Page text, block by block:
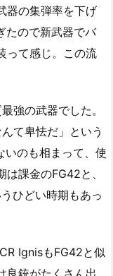
器の集弾率を下げ
たので新武器でバ
って感じ。この流
強の武器でした。
て卑怯だ」という
いのも相まって、使
課金のFG42と、
ひどい時期もあっ
IgnisもFG42と似
良銃がたくさん出